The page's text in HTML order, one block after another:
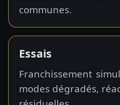
communes.
Essais
Franchissement
modes dégradés,